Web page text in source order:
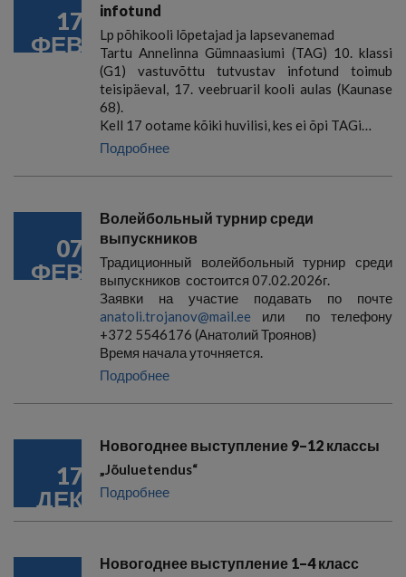
17
ФЕВ
infotund
Lp põhikooli lõpetajad ja lapsevanemad
Tartu Annelinna Gümnaasiumi (TAG) 10. klassi
(G1) vastuvõttu tutvustav infotund toimub
teisipäeval, 17. veebruaril kooli aulas (Kaunase
68).
Kell 17 ootame kõiki huvilisi, kes ei õpi TAGi…
Подробнее
07
ФЕВ
Волейбольный турнир среди
выпускников
Традиционный волейбольный турнир среди
выпускников состоится 07.02.2026г.
Заявки на участие подавать по почте
anatoli.trojanov@mail.ee или по телефону
+372 5546176 (Анатолий Троянов)
Время начала уточняется.
Подробнее
17
ДЕК
Новогоднее выступление 9–12 классы
„Jõuluetendus“
Подробнее
Новогоднее выступление 1–4 класс